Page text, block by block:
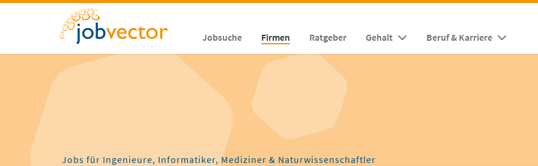
Jobsuche Firmen Ratgeber Gehalt Beruf & Karriere
Jobs für Ingenieure, Informatiker, Mediziner & Naturwissenschaftler